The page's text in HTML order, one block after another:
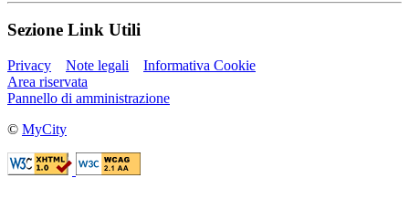
Sezione Link Utili
Privacy Note legali
Informativa Cookie
Area riservata
Pannello di amministrazione
© MyCity